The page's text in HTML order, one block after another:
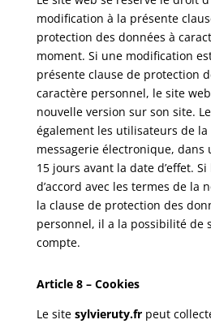
modification à la présente
protection des données à
moment. Si une modification
présente clause de protection
caractère personnel, le site
nouvelle version sur son site.
également les utilisateurs de
messagerie électronique,
15 jours avant la date d’effet. Si
d’accord avec les termes de la
la clause de protection des
personnel, il a la possibilité de
compte.
Article 8 – Cookies
Le site sylvieruty.fr peut